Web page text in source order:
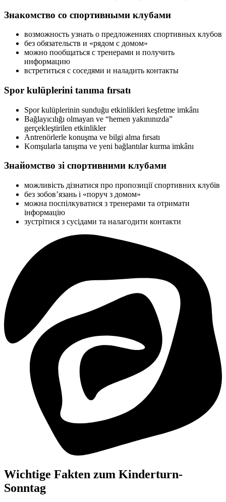
Знакомство со спортивными клубами
возможность узнать о предложениях спортивных клубов
без обязательств и «рядом с домом»
можно пообщаться с тренерами и получить
информацию
встретиться с соседями и наладить контакты
Spor kulüplerini tanıma fırsatı
Spor kulüplerinin sunduğu etkinlikleri keşfetme imkânı
Bağlayıcılığı olmayan ve “hemen yakınınızda”
gerçekleştirilen etkinlikler
Antrenörlerle konuşma ve bilgi alma fırsatı
Komşularla tanışma ve yeni bağlantılar kurma imkânı
Знайомство зі спортивними клубами
можливість дізнатися про пропозиції спортивних клубів
без зобов’язань і «поруч з домом»
можна поспілкуватися з тренерами та отримати
інформацію
зустрітися з сусідами та налагодити контакти
Wichtige Fakten zum Kinderturn-
Sonntag